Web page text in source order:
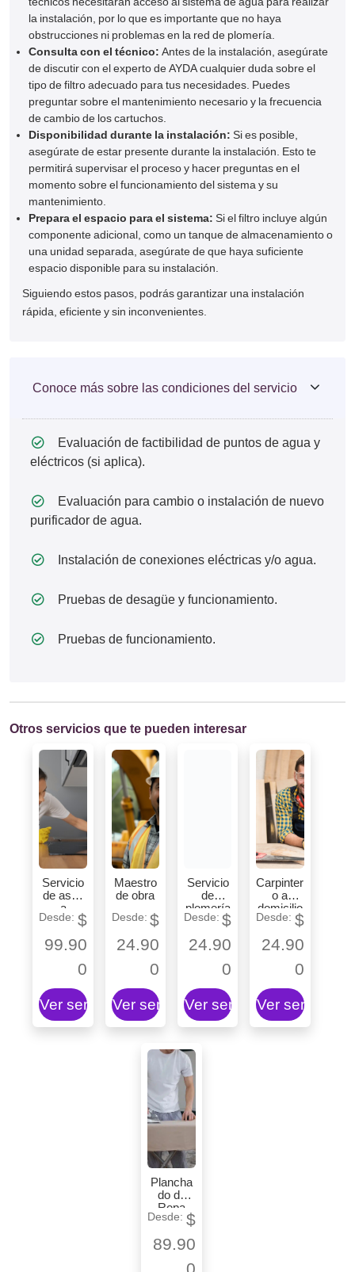
la instalación, por lo que es importante que no haya
obstrucciones ni problemas en la red de plomería.
Consulta con el técnico: Antes de la instalación, asegúrate
de discutir con el experto de AYDA cualquier duda sobre el
tipo de filtro adecuado para tus necesidades. Puedes
preguntar sobre el mantenimiento necesario y la frecuencia
de cambio de los cartuchos.
Disponibilidad durante la instalación: Si es posible,
asegúrate de estar presente durante la instalación. Esto te
permitirá supervisar el proceso y hacer preguntas en el
momento sobre el funcionamiento del sistema y su
mantenimiento.
Prepara el espacio para el sistema: Si el filtro incluye algún
componente adicional, como un tanque de almacenamiento o
una unidad separada, asegúrate de que haya suficiente
espacio disponible para su instalación.
Siguiendo estos pasos, podrás garantizar una instalación
rápida, eficiente y sin inconvenientes.
Conoce más sobre las condiciones del servicio
Evaluación de factibilidad de puntos de agua y
eléctricos (si aplica).
Evaluación para cambio o instalación de nuevo
purificador de agua.
Instalación de conexiones eléctricas y/o agua.
Pruebas de desagüe y funcionamiento.
Pruebas de funcionamiento.
Otros servicios que te pueden interesar
Servicio
de aseo
a
domicilio
$
99.90
0
Ver servicio
Maestro
de obra
$
24.90
0
Ver servicio
Servicio
de
plomería
$
24.90
0
Ver servicio
Carpinter
o a
domicilio
$
24.90
0
Ver servicio
Plancha
do de
Ropa
$
89.90